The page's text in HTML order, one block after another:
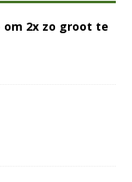
2x zo groot te